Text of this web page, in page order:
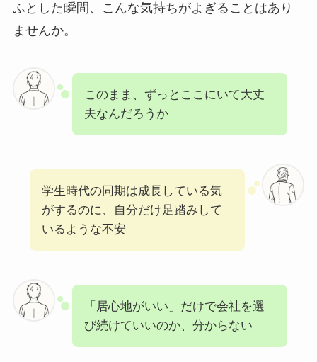
ふとした瞬間、こんな気持ちがよぎることはあり
ませんか。
このまま、ずっとここにいて大丈
夫なんだろうか
学生時代の同期は成長している気
がするのに、自分だけ足踏みして
いるような不安
「居心地がいい」だけで会社を選
び続けていいのか、分からない